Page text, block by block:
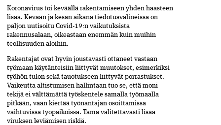
Koronavirus toi keväällä rakentamiseen yhden haasteen
lisää. Kevään ja kesän aikana tiedotusvälineissä on
paljon uutisoitu Covid-19:n vaikutuksista
rakennusalaan, oikeastaan enemmän kuin muihin
teollisuuden aloihin.
Rakentajat ovat hyvin joustavasti ottaneet vastaan
työmaan käytänteisiin liittyvät muutokset, esimerkiksi
työhön tulon sekä tauotukseen liittyvät porrastukset.
Vaikeutta altistumisen hallintaan tuo se, että moni
tekijä ei välttämättä työskentele samalla työmaalla
pitkään, vaan kiertää työnantajan osoittamissa
vaihtuvissa työpaikoissa. Tämä valitettavasti lisää
viruksen leviämisen riskiä.